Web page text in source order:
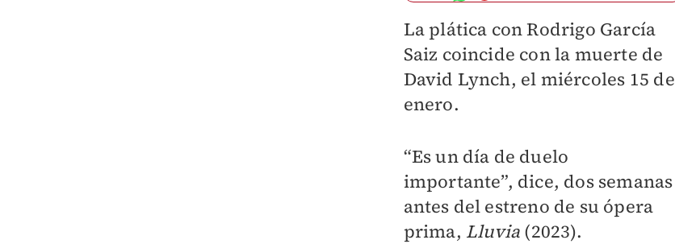
La plática con Rodrigo García
Saiz coincide con la muerte de
David Lynch, el miércoles 15 de
enero.
“Es un día de duelo
importante”, dice, dos semanas
antes del estreno de su ópera
prima, Lluvia (2023).